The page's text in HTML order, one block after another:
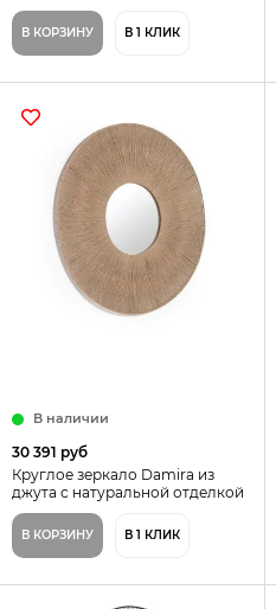
В КОРЗИНУ В 1 КЛИК
В наличии
30 391 руб
Круглое зеркало Damira из
джута с натуральной отделкой
Ø 60 см
В КОРЗИНУ В 1 КЛИК